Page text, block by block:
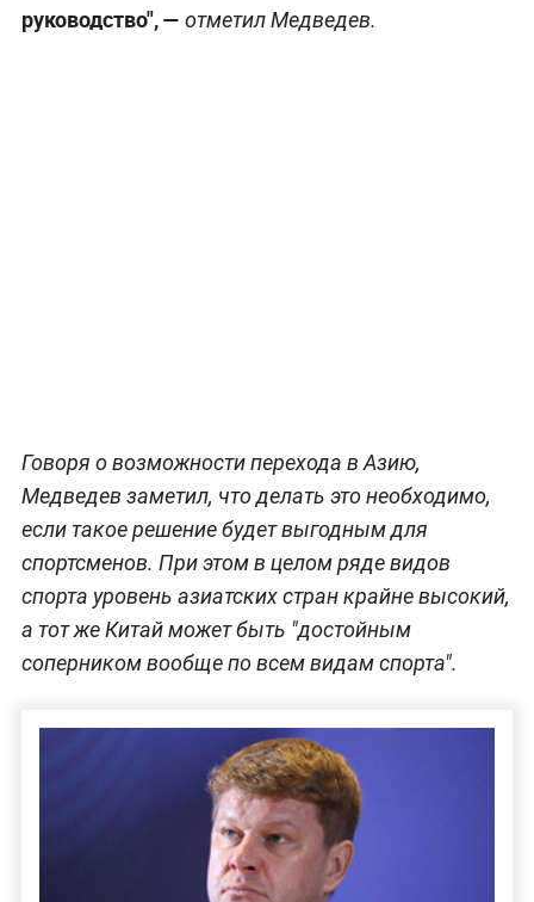
руководство", — отметил Медведев.
Говоря о возможности перехода в Азию,
Медведев заметил, что делать это необходимо,
если такое решение будет выгодным для
спортсменов. При этом в целом ряде видов
спорта уровень азиатских стран крайне высокий,
а тот же Китай может быть "достойным
соперником вообще по всем видам спорта".